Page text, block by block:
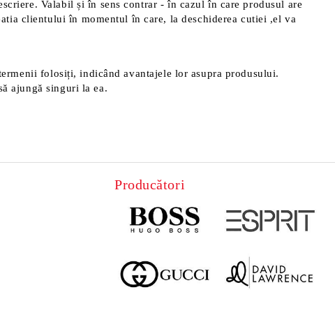
Valabil și în sens contrar - în cazul în care produsul are
clientului în momentul în care, la deschiderea cutiei ,el va
folosiți, indicând avantajele lor asupra produsului.
ajungă singuri la ea.
Producători